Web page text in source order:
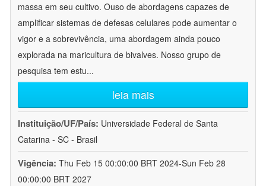
massa em seu cultivo. Ouso de abordagens capazes de
amplificar sistemas de defesas celulares pode aumentar o
vigor e a sobrevivência, uma abordagem ainda pouco
explorada na maricultura de bivalves. Nosso grupo de
pesquisa tem estu...
leia mais
Instituição/UF/País: Universidade Federal de Santa
Catarina - SC - Brasil
Vigência: Thu Feb 15 00:00:00 BRT 2024-Sun Feb 28
00:00:00 BRT 2027